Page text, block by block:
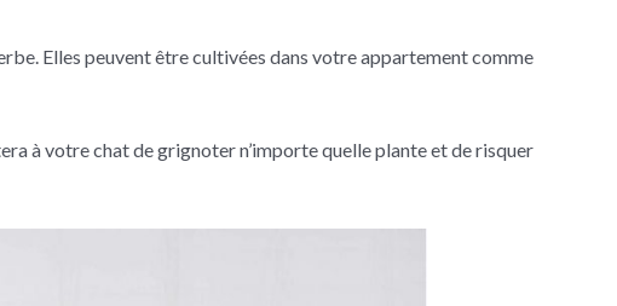
Elles peuvent être cultivées dans votre appartement comme
à votre chat de grignoter n’importe quelle plante et de risquer